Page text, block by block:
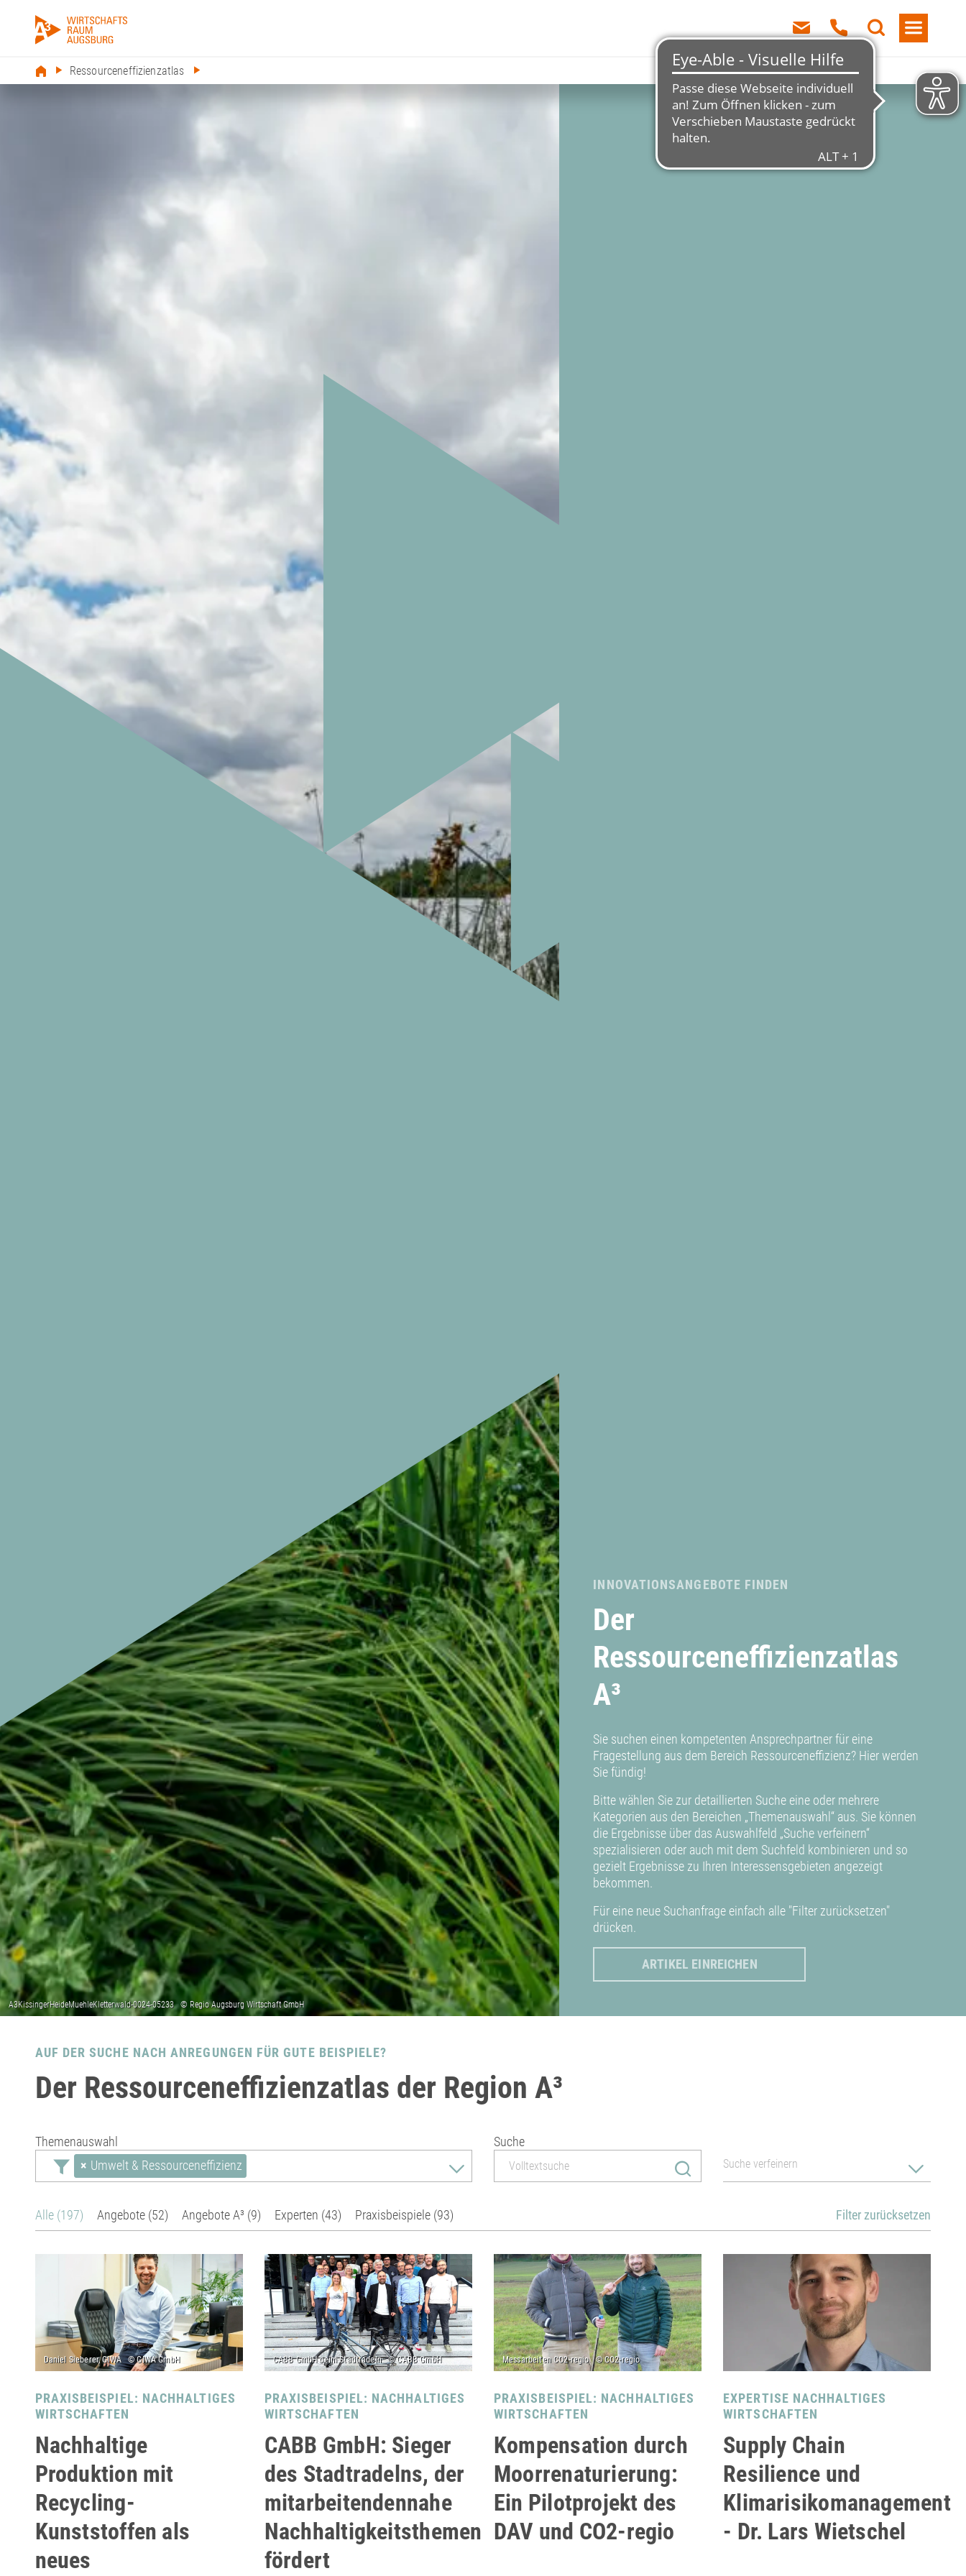
Ressourceneffizienzatlas
INNOVATIONSANGEBOTE FINDEN
Der
Ressourceneffizienzatlas
A³
Sie suchen einen kompetenten Ansprechpartner für eine
Fragestellung aus dem Bereich Ressourceneffizienz? Hier werden
Sie fündig!
Bitte wählen Sie zur detaillierten Suche eine oder mehrere
Kategorien aus den Bereichen „Themenauswahl“ aus. Sie können
die Ergebnisse über das Auswahlfeld „Suche verfeinern“
spezialisieren oder auch mit dem Suchfeld kombinieren und so
gezielt Ergebnisse zu Ihren Interessensgebieten angezeigt
bekommen.
Für eine neue Suchanfrage einfach alle "Filter zurücksetzen"
drücken.
ARTIKEL EINREICHEN
AUF DER SUCHE NACH ANREGUNGEN FÜR GUTE BEISPIELE?
Der Ressourceneffizienzatlas der Region A³
Themenauswahl
× Umwelt & Ressourceneffizienz
Suche
Alle (197) Angebote (52) Angebote A³ (9) Experten (43) Praxisbeispiele (93) Filter zurücksetzen
PRAXISBEISPIEL: NACHHALTIGES
WIRTSCHAFTEN
Nachhaltige
Produktion mit
Recycling-
Kunststoffen als
neues
PRAXISBEISPIEL: NACHHALTIGES
WIRTSCHAFTEN
CABB GmbH: Sieger
des Stadtradelns, der
mitarbeitendennahe
Nachhaltigkeitsthemen
fördert
PRAXISBEISPIEL: NACHHALTIGES
WIRTSCHAFTEN
Kompensation durch
Moorrenaturierung:
Ein Pilotprojekt des
DAV und CO2-regio
EXPERTISE NACHHALTIGES
WIRTSCHAFTEN
Supply Chain
Resilience und
Klimarisikomanagement
- Dr. Lars Wietschel